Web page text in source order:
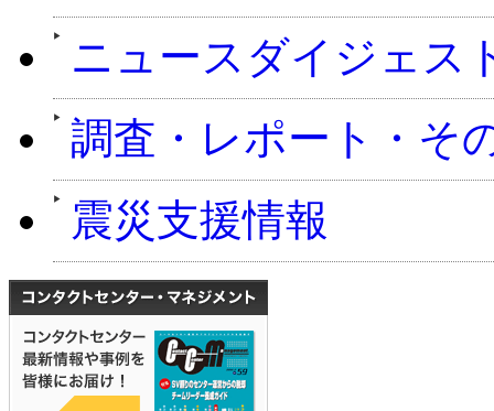
ニュースダイジェス
調査・レポート・そ
震災支援情報